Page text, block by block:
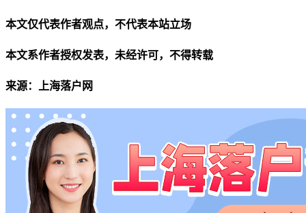
本文仅代表作者观点，不代表本站立场
本文系作者授权发表，未经许可，不得转载
来源：上海落户网